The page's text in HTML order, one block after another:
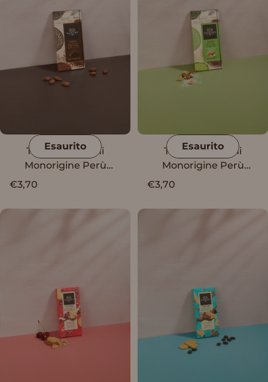
Esaurito
Tavoletta Vanini
Monorigine Perù
Fondente 86%
€3,70
Esaurito
Tavoletta Vanini
Monorigine Perù
Fondente 62% con
caramello e sale
€3,70